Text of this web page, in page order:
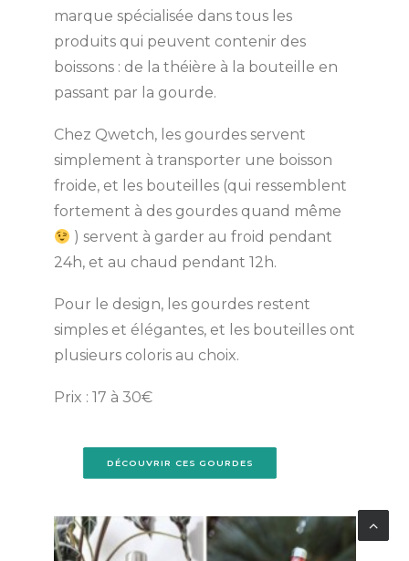
marque spécialisée dans tous les
produits qui peuvent contenir des
boissons : de la théière à la bouteille en
passant par la gourde.
Chez Qwetch, les gourdes servent
simplement à transporter une boisson
froide, et les bouteilles (qui ressemblent
fortement à des gourdes quand même
) servent à garder au froid pendant
24h, et au chaud pendant 12h.
Pour le design, les gourdes restent
simples et élégantes, et les bouteilles ont
plusieurs coloris au choix.
Prix : 17 à 30€
DÉCOUVRIR CES GOURDES